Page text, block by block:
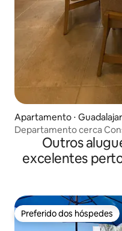
Apartamento ⋅
Departamento cerca
Outros
excelentes
Preferido dos hóspedes
Preferido dos hóspedes